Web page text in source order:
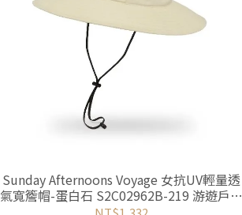
Sunday Afternoons Voyage 女抗UV輕量透
氣寬簷帽-蛋白石 S2C02962B-219 游遊戶外
Yoyo Outdoor